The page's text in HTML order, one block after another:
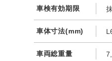
車検有効期限
車体寸法(mm)
車両総重量